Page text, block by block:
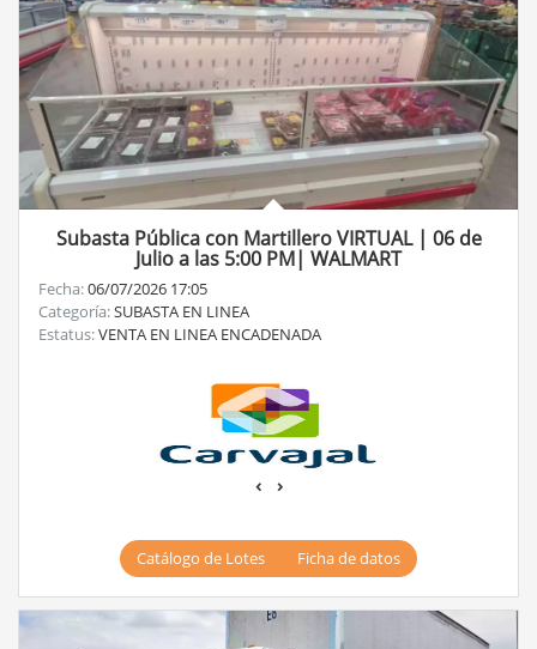
Subasta Pública con Martillero VIRTUAL | 06 de
Julio a las 5:00 PM| WALMART
Fecha:06/07/2026 17:05
Categoría:SUBASTA EN LINEA
Estatus:VENTA EN LINEA ENCADENADA
‹ ›
Catálogo de Lotes Ficha de datos